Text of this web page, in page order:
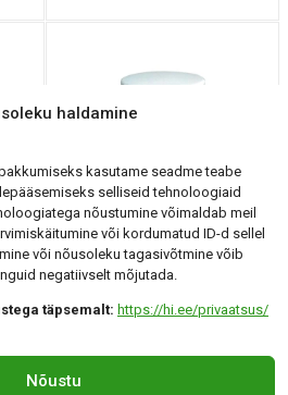
haldamine
kasutame seadme teabe
selliseid tehnoloogiaid
nõustumine võimaldab meil
või kordumatud ID-d sellel
või nõusoleku tagasivõtmine võib
negatiivselt mõjutada.
täpsemalt: https://hi.ee/privaatsus/
Nõustu
180 päeva pikaajalise
toimega väetis 500 g
071 hi@hi.ee